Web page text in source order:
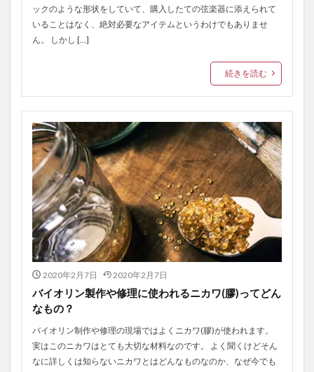
ックのような形状をしていて、購入したての弦楽器に添えられて
いることはなく、絶対必要なアイテムというわけでもありませ
ん。 しかし […]
続きを読む
2020年2月7日 2020年2月7日
バイオリン製作や修理に使われるニカワ(膠)ってどん
なもの？
バイオリン制作や修理の現場ではよくニカワ(膠)が使われます。
実はこのニカワはとても大切な材料なのです。 よく聞くけどそん
なに詳しくは知らないニカワとはどんなものなのか、なぜ今でも